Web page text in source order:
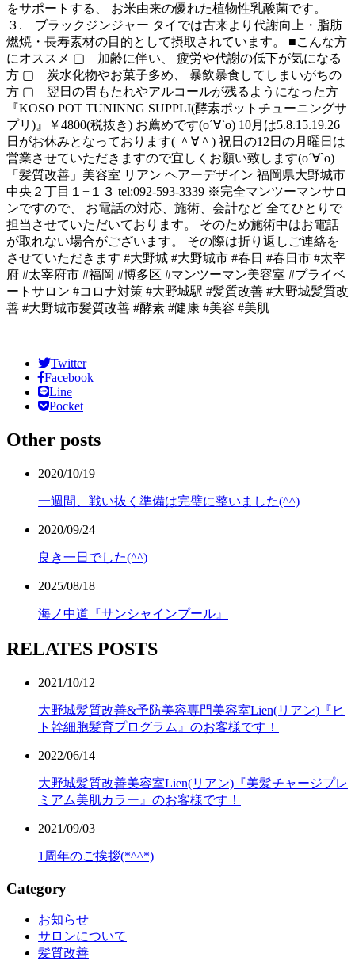
をサポートする、 お米由来の優れた植物性乳酸菌です。
３. ブラックジンジャー タイでは古来より代謝向上・脂肪
燃焼・長寿素材の目的として摂取されています。 ■こんな方
にオススメ ▢ 加齢に伴い、 疲労や代謝の低下が気になる
方 ▢ 炭水化物やお菓子多め、 暴飲暴食してしまいがちの
方 ▢ 翌日の胃もたれやアルコールが残るようになった方
『KOSO POT TUNINNG SUPPLI(酵素ポットチューニングサ
プリ)』￥4800(税抜き) お薦めです(о´∀`о) 10月は5.8.15.19.26
日がお休みとなっております( ＾∀＾) 祝日の12日の月曜日は
営業させていただきますので宜しくお願い致します(о´∀`о)
「髪質改善」美容室 リアン ヘアーデザイン 福岡県大野城市
中央２丁目１−１３ tel:092-593-3339 ※完全マンツーマンサロ
ンですので、 お電話の対応、施術、会計など 全てひとりで
担当させていただいております。 そのため施術中はお電話
が取れない場合がございます。 その際は折り返しご連絡を
させていただきます #大野城 #大野城市 #春日 #春日市 #太宰
府 #太宰府市 #福岡 #博多区 #マンツーマン美容室 #プライベ
ートサロン #コロナ対策 #大野城駅 #髪質改善 #大野城髪質改
善 #大野城市髪質改善 #酵素 #健康 #美容 #美肌
Twitter
Facebook
Line
Pocket
Other posts
2020/10/19
一週間、戦い抜く準備は完璧に整いました(^^)
2020/09/24
良き一日でした(^^)
2025/08/18
海ノ中道『サンシャインプール』
RELATES POSTS
2021/10/12
大野城髪質改善&予防美容専門美容室Lien(リアン)『ヒ
ト幹細胞髪育プログラム』のお客様です！
2022/06/14
大野城髪質改善美容室Lien(リアン)『美髪チャージプレ
ミアム美肌カラー』のお客様です！
2021/09/03
1周年のご挨拶(*^^*)
Category
お知らせ
サロンについて
髪質改善